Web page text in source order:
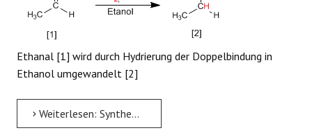
Ethanal [1] wird durch Hydrierung der Doppelbindung in
Ethanol umgewandelt [2]
Weiterlesen: Synthese von Alkoholen durch Hydrierung von Carbonylen